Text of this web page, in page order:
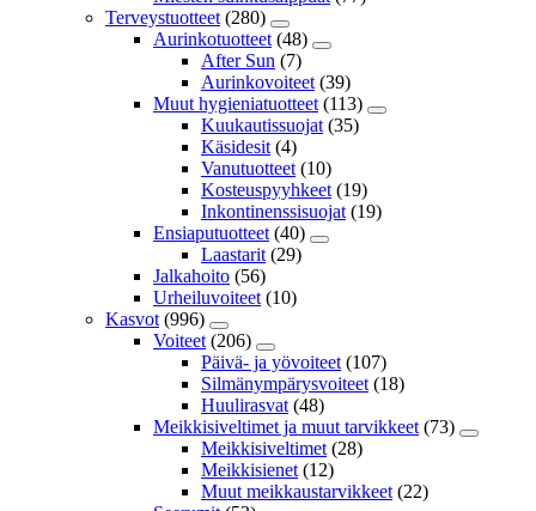
Terveystuotteet (280)
Aurinkotuotteet (48)
After Sun (7)
Aurinkovoiteet (39)
Muut hygieniatuotteet (113)
Kuukautissuojat (35)
Käsidesit (4)
Vanutuotteet (10)
Kosteuspyyhkeet (19)
Inkontinenssisuojat (19)
Ensiaputuotteet (40)
Laastarit (29)
Jalkahoito (56)
Urheiluvoiteet (10)
Kasvot (996)
Voiteet (206)
Päivä- ja yövoiteet (107)
Silmänympärysvoiteet (18)
Huulirasvat (48)
Meikkisiveltimet ja muut tarvikkeet (73)
Meikkisiveltimet (28)
Meikkisienet (12)
Muut meikkaustarvikkeet (22)